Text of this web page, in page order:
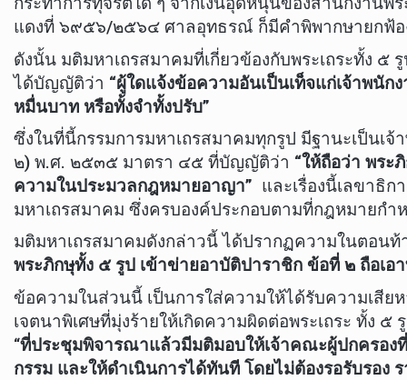
แดงที่ ๖๙๕๖/๒๕๖๔ ศาลอุทธรณ์ ก็มีคำพิพากษายกฟ้อ
ดังนั้น มติมหาเถรสมาคมที่เกี่ยวข้องกับพระเถระทั้ง
ได้บัญญัติว่า “ผู้ใดแจ้งข้อความอันเป็นเท็จแก่เจ้าพนั
หมื่นบาท หรือทั้งจำทั้งปรับ”
ซึ่งในที่นี้กรรมการมหาเถรสมาคมทุกรูป มีฐานะเป็
๒) พ.ศ. ๒๕๓๕ มาตรา ๔๕ ที่บัญญัติว่า “ให้ถือว่า พระ
ความในประมวลกฎหมายอาญา” และเรื่องนี้เลขาธิ
มหาเถรสมาคม ซึ่งครบองค์ประกอบตามที่กฎหมายกำ
มติมหาเถรสมาคมดังกล่าวนี้ ได้ปรากฏความในตอน
พระภิกษุทั้ง ๕ รูป เข้าข่ายอาบัติปาราชิก ข้อที่ ๒ ถือเอ
ข้อความในส่วนนี้ เป็นการใส่ความให้ได้รับความเสี
เจตนาพิเศษที่มุ่งร้ายให้เกิดความผิดต่อพระเถระ ทั้
“ที่ประชุมพิจารณาแล้วมีมติมอบให้เจ้าคณะผู้ปกครอง
กรรม และให้ดำเนินการได้ทันที โดยไม่ต้องรอรับรอง